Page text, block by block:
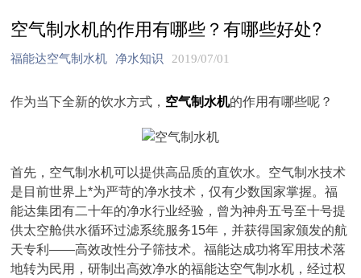
空气制水机的作用有哪些？有哪些好处?
福能达空气制水机 净水知识 2019/07/01
作为当下全新的饮水方式， 空气制水机的作用有哪些呢？
首先，空气制水机可以提供高品质的直饮水。空气制水技术
是目前世界上*为严苛的净水技术，仅有少数国家掌握。福
能达集团有二十年的净水行业经验，曾为神舟五号至十号提
供太空舱供水循环过滤系统服务15年，并获得国家颁发的航
天专利——高效改性分子筛技术。福能达成功将军用技术落
地转为民用，研制出高效净水的福能达空气制水机，经过权